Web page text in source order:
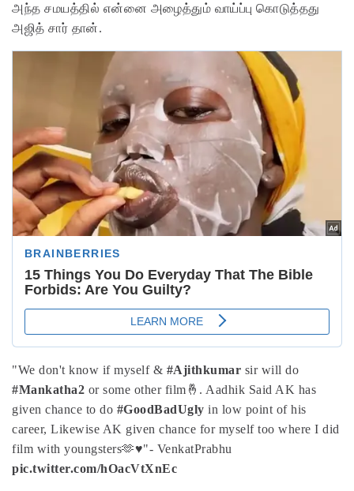
அந்த சமயத்தில் என்னை அழைத்தும் வாய்ப்பு கொடுத்தது
அஜித் சார் தான்.
"We don't know if myself & #Ajithkumar sir will do
#Mankatha2 or some other film🤞. Aadhik Said AK has
given chance to do #GoodBadUgly in low point of his
career, Likewise AK given chance for myself too where I did
film with youngsters🫶♥️"- VenkatPrabhu
pic.twitter.com/hOacVtXnEc